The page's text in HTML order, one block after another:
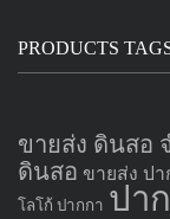
PRODUCTS
ขายส่ง ดินสอ
ดินสอ ขายส่ง ปา
โลโก้ ปากกา ปา